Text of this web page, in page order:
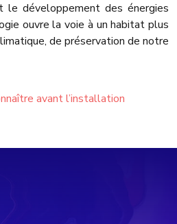
le développement des énergies
ouvre la voie à un habitat plus
de préservation de notre
avant l’installation